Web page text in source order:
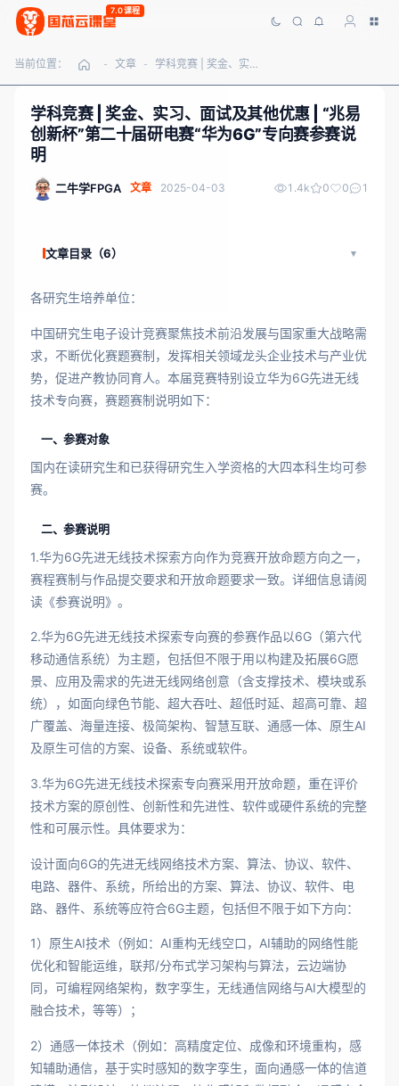
7.0课程
当前位置： - 文章 - 学科竞赛 | 奖金、实习、面试及其他优惠 | “兆易创新杯”第二十届研电赛“华为6G”专向赛参赛说明
学科竞赛 | 奖金、实习、面试及其他优惠 | “兆易
创新杯”第二十届研电赛“华为6G”专向赛参赛说
明
二牛学FPGA 文章 2025-04-03 1.4k 0 0 1
文章目录（6）
各研究生培养单位：
中国研究生电子设计竞赛聚焦技术前沿发展与国家重大战略需
求，不断优化赛题赛制，发挥相关领域龙头企业技术与产业优
势，促进产教协同育人。本届竞赛特别设立华为6G先进无线
技术专向赛，赛题赛制说明如下：
一、参赛对象
国内在读研究生和已获得研究生入学资格的大四本科生均可参
赛。
二、参赛说明
1.华为6G先进无线技术探索方向作为竞赛开放命题方向之一，
赛程赛制与作品提交要求和开放命题要求一致。详细信息请阅
读《参赛说明》。
2.华为6G先进无线技术探索专向赛的参赛作品以6G（第六代
移动通信系统）为主题，包括但不限于用以构建及拓展6G愿
景、应用及需求的先进无线网络创意（含支撑技术、模块或系
统），如面向绿色节能、超大吞吐、超低时延、超高可靠、超
广覆盖、海量连接、极简架构、智慧互联、通感一体、原生AI
及原生可信的方案、设备、系统或软件。
3.华为6G先进无线技术探索专向赛采用开放命题，重在评价
技术方案的原创性、创新性和先进性、软件或硬件系统的完整
性和可展示性。具体要求为：
设计面向6G的先进无线网络技术方案、算法、协议、软件、
电路、器件、系统，所给出的方案、算法、协议、软件、电
路、器件、系统等应符合6G主题，包括但不限于如下方向：
1）原生AI技术（例如：AI重构无线空口，AI辅助的网络性能
优化和智能运维，联邦/分布式学习架构与算法，云边端协
同，可编程网络架构，数字孪生，无线通信网络与AI大模型的
融合技术，等等）；
2）通感一体技术（例如：高精度定位、成像和环境重构，感
知辅助通信，基于实时感知的数字孪生，面向通感一体的信道